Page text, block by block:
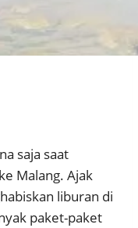
saja saat
Malang. Ajak
liburan di
paket-paket